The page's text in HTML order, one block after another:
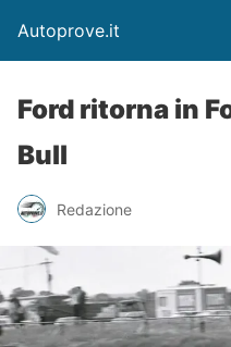
Autoprove.it
Ford ritorna in
Bull
Redazione